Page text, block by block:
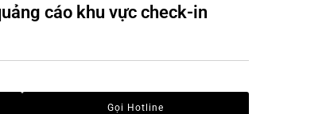
cáo khu vực check-in
Gọi Hotline